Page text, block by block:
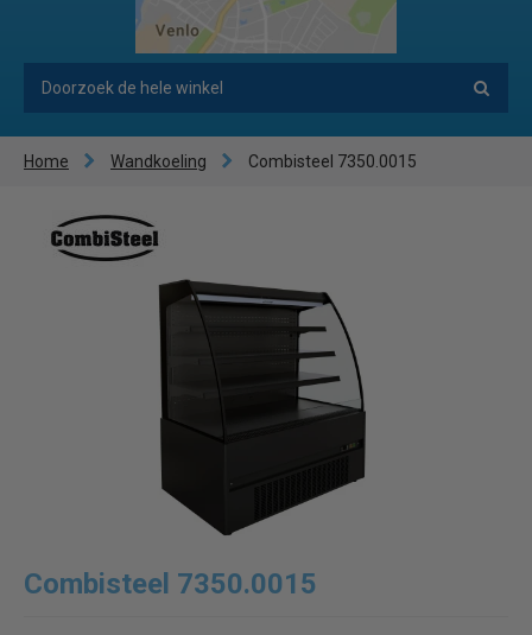
Home Wandkoeling Combisteel 7350.0015
Combisteel 7350.0015